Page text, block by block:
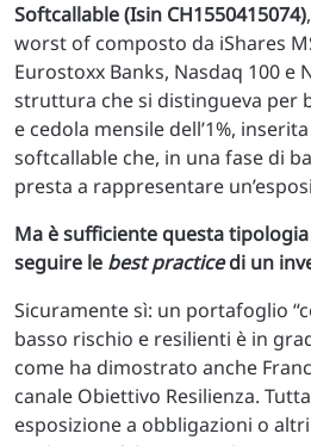
Softcallable (Isin CH1550415074)
worst of composto da iShares
Eurostoxx Banks, Nasdaq 100 e
struttura che si distingueva per
e cedola mensile dell’1%,
softcallable che, in una fase di
presta a rappresentare
Ma è sufficiente questa
seguire le best practicedi un
Sicuramente sì: un portafoglio
basso rischio e resilienti è in
come ha dimostrato anche
canale Obiettivo Resilienza.
esposizione a obbligazioni o